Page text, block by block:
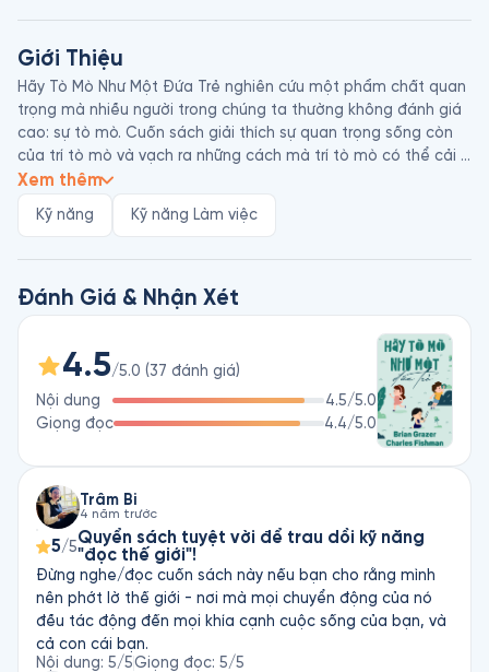
Giới Thiệu
Hãy Tò Mò Như Một Đứa Trẻ nghiên cứu một phẩm chất quan
trọng mà nhiều người trong chúng ta thường không đánh giá
cao: sự tò mò. Cuốn sách giải thích sự quan trọng sống còn
của trí tò mò và vạch ra những cách mà trí tò mò có thể cải
thiện các mối quan hệ, thậm chí giúp chúng ta vượt qua sợ
Brian Grazer (sinh năm 1951) là một trong những nhà sản xuất
tác phẩm Một Tâm Hồn Đẹp (A Beautiful Mind). Những bộ
phim điện ảnh và truyền hình khác của ông từng được đề cử
43 giải Oscar và 198 giải Emmys - giải thưởng cao quý nhất
của công nghiệp truyền hình Mỹ. Năm 2007, Brian Grazer được
tạp chí Time vinh danh là một trong “100 người có ảnh hưởng
nhất”.
Charles Fishman (sinh năm 1961) là phóng viên kinh tế có
tiếng và là thành viên sáng lập tạp chí Fast Company. Ông
còn là tác giả sách bán chạy với những tựa sách nổi bật như
Hiệu Ứng Wal-Mart và The Big Thirst (tạm dịch Cơn Khát Lớn).
Ông từng 3 lần đoạt Giải thưởng Gerald Loeb - giải thưởng
danh giá nhất trong lĩnh vực báo chí kinh doanh của Mỹ.
Xem thêm
Kỹ năng Kỹ năng Làm việc
Đánh Giá & Nhận Xét
4.5/5.0 (37 đánh giá)
Nội dung
4.5/5.0
Giọng đọc
4.4/5.0
Trâm Bi
4 năm trước
5/5Quyển sách tuyệt vời để trau dồi kỹ năng
"đọc thế giới"!
Đừng nghe/đọc cuốn sách này nếu bạn cho rằng mình
nên phớt lờ thế giới - nơi mà mọi chuyển động của nó
đều tác động đến mọi khía cạnh cuộc sống của bạn, và
cả con cái bạn.
Nội dung: 5/5Giọng đọc: 5/5